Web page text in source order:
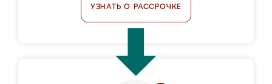
УЗНАТЬ О РАССРОЧКЕ